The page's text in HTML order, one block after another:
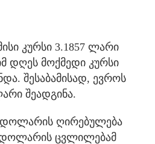
კურსი 3.1857 ლარი
დღეს მოქმედი კურსი
შესაბამისად, ევროს
შეადგინა.
დოლარის ღირებულება
დოლარის ცვლილებამ